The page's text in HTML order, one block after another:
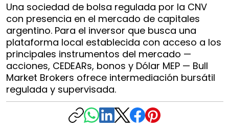
Una sociedad de bolsa regulada por la CNV
con presencia en el mercado de capitales
argentino. Para el inversor que busca una
plataforma local establecida con acceso a los
principales instrumentos del mercado —
acciones, CEDEARs, bonos y Dólar MEP — Bull
Market Brokers ofrece intermediación bursátil
regulada y supervisada.